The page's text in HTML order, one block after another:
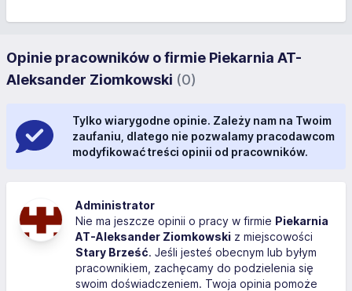
Opinie pracowników o firmie Piekarnia AT-
Aleksander Ziomkowski (0)
Tylko wiarygodne opinie. Zależy nam na Twoim
zaufaniu, dlatego nie pozwalamy pracodawcom
modyfikować treści opinii od pracowników.
Administrator
Nie ma jeszcze opinii o pracy w firmie Piekarnia
AT-Aleksander Ziomkowski z miejscowości
Stary Brześć. Jeśli jesteś obecnym lub byłym
pracownikiem, zachęcamy do podzielenia się
swoim doświadczeniem. Twoja opinia pomoże